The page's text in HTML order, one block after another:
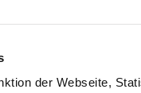
der Webseite,